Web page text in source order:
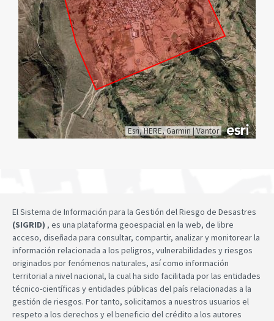
Esri, HERE, Garmin |Vantor
El Sistema de Información para la Gestión del Riesgo de Desastres
(SIGRID) , es una plataforma geoespacial en la web, de libre
acceso, diseñada para consultar, compartir, analizar y monitorear la
información relacionada a los peligros, vulnerabilidades y riesgos
originados por fenómenos naturales, así como información
territorial a nivel nacional, la cual ha sido facilitada por las entidades
técnico-científicas y entidades públicas del país relacionadas a la
gestión de riesgos. Por tanto, solicitamos a nuestros usuarios el
respeto a los derechos y el beneficio del crédito a los autores